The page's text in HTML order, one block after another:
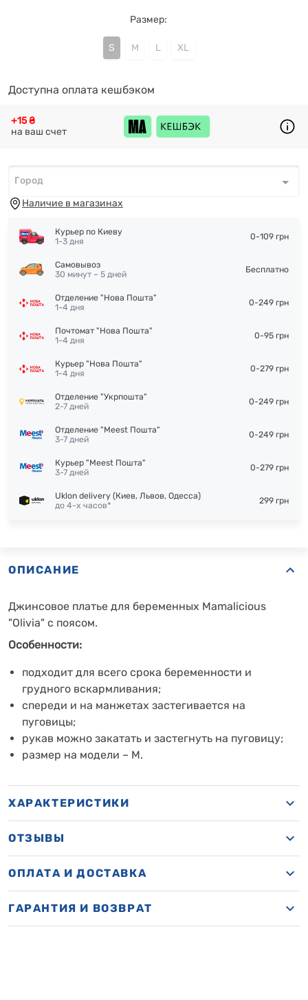
Размер:
S M L XL
Доступна оплата кешбэком
+15 ₴
на ваш счет
Город*
Город
Наличие в магазинах
Курьер по Киеву
1-3 дня
0-109 грн
Самовывоз
30 минут – 5 дней
Бесплатно
Отделение "Нова Пошта"
1-4 дня
0-249 грн
Почтомат "Нова Пошта"
1-4 дня
0-95 грн
Курьер "Нова Пошта"
1-4 дня
0-279 грн
Отделение "Укрпошта"
2-7 дней
0-249 грн
Отделение "Meest Пошта"
3-7 дней
0-249 грн
Курьер "Meest Пошта"
3-7 дней
0-279 грн
Uklon delivery (Киев, Львов, Одесса)
до 4-х часов*
299 грн
ОПИСАНИЕ
Джинсовое платье для беременных Mamalicious
"Olivia" с поясом.
Особенности:
подходит для всего срока беременности и
грудного вскармливания;
спереди и на манжетах застегивается на
пуговицы;
рукав можно закатать и застегнуть на пуговицу;
размер на модели – M.
ХАРАКТЕРИСТИКИ
ОТЗЫВЫ
ОПЛАТА И ДОСТАВКА
ГАРАНТИЯ И ВОЗВРАТ